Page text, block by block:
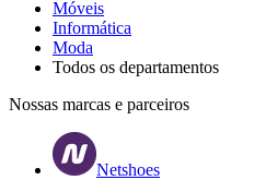
Móveis
Informática
Moda
Todos os departamentos
Nossas marcas e parceiros
Netshoes